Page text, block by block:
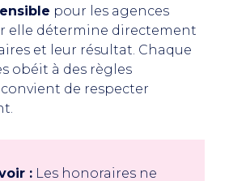
pour les agences
elle détermine directement
et leur résultat. Chaque
obéit à des règles
convient de respecter
: Les honoraires ne